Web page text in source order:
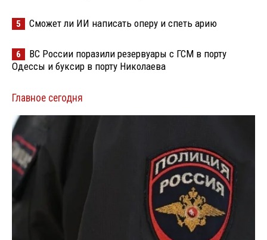
5 Сможет ли ИИ написать оперу и спеть арию
6
ВС России поразили резервуары с ГСМ в порту
Одессы и буксир в порту Николаева
Главное сегодня